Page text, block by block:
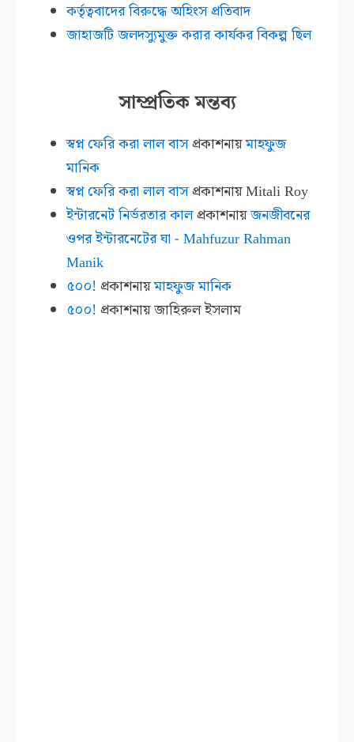
কর্তৃত্ববাদের বিরুদ্ধে অহিংস প্রতিবাদ
জাহাজটি জলদস্যুমুক্ত করার কার্যকর বিকল্প ছিল
সাম্প্রতিক মন্তব্য
স্বপ্ন ফেরি করা লাল বাসপ্রকাশনায়মাহফুজ
মানিক
স্বপ্ন ফেরি করা লাল বাসপ্রকাশনায়Mitali Roy
ইন্টারনেট নির্ভরতার কালপ্রকাশনায়জনজীবনের
ওপর ইন্টারনেটের ঘা - Mahfuzur Rahman
Manik
৫০০! প্রকাশনায়মাহফুজ মানিক
৫০০! প্রকাশনায়জাহিরুল ইসলাম